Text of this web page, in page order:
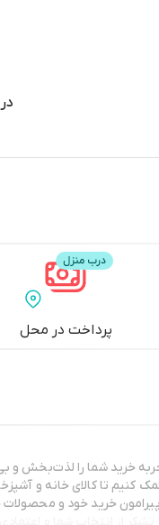
پرداخت در محل
خرید شما را لذت‌بخش و
کنیم تا کالای خانه و
بگیرید. برای مشاوره و سوال پیرامون خرید خود و